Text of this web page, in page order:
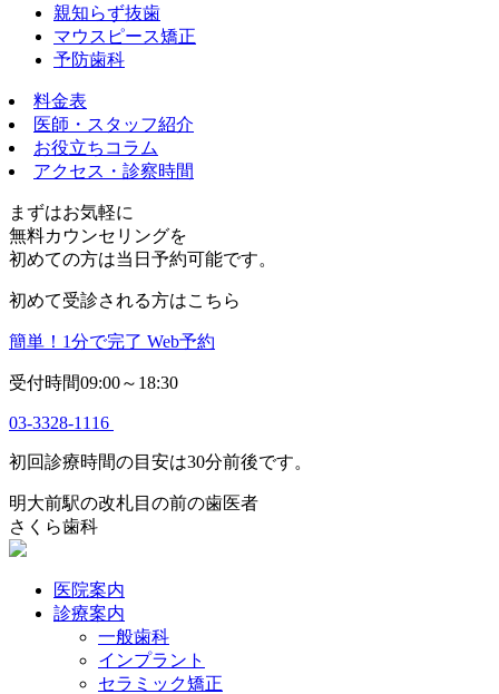
親知らず抜歯
マウスピース矯正
予防歯科
料金表
医師・スタッフ紹介
お役立ちコラム
アクセス・診察時間
まずはお気軽に
無料カウンセリングを
初めての方は当日予約可能です。
初めて受診される方はこちら
簡単！1分で完了 Web予約
受付時間09:00～18:30
03-3328-1116
初回診療時間の目安は30分前後です。
明大前駅の改札目の前の歯医者
さくら歯科
医院案内
診療案内
一般歯科
インプラント
セラミック矯正